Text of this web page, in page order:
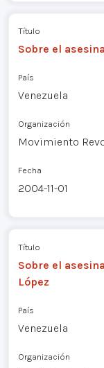
Título
Sobre el
País
Venezuela
Organización
Movimiento
Fecha
2004-11-01
Título
Sobre el
López
País
Venezuela
Organización